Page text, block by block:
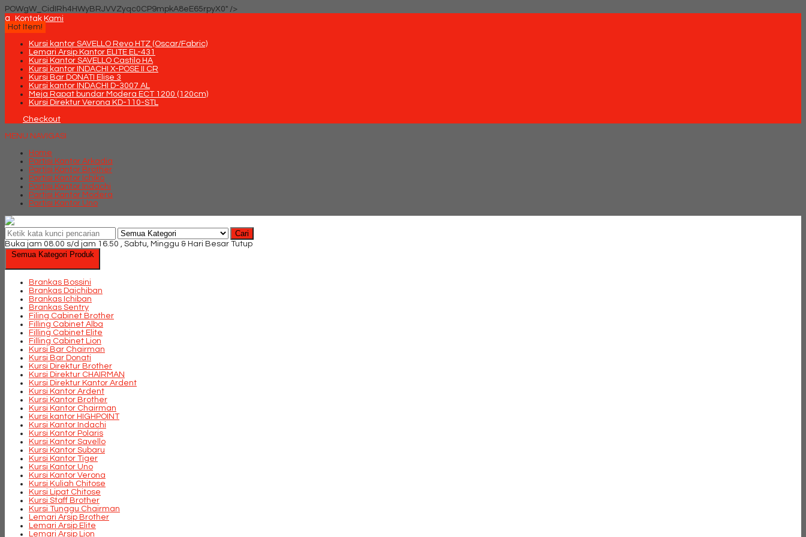
POWgW_CidIRh4HWyBRJVVZyqc0CP9mpkA8eE65rpyX0" />
q
Kontak Kami
Hot Item!
Kursi kantor SAVELLO Revo HTZ (Oscar/Fabric)
Lemari Arsip Kantor ELITE EL-431
Kursi Kantor SAVELLO Castilo HA
Kursi kantor INDACHI X-POSE II CR
Kursi Bar DONATI Elise 3
Kursi kantor INDACHI D-3007 AL
Meja Rapat bundar Modera ECT 1200 (120cm)
Kursi Direktur Verona KD-110-STL
Checkout
MENU NAVIGASI
Home
Partisi Kantor Arkadia
Partisi Kantor Brother
Partisi Kantor Ichiko
Partisi Kantor Indachi
Partisi Kantor Modera
Partisi Kantor Uno
Cari
Buka jam 08.00 s/d jam 16.50 , Sabtu, Minggu & Hari Besar Tutup
Semua Kategori Produk
Brankas Bossini
Brankas Daichiban
Brankas Ichiban
Brankas Sentry
Filing Cabinet Brother
Filling Cabinet Alba
Filling Cabinet Elite
Filling Cabinet Lion
Kursi Bar Chairman
Kursi Bar Donati
Kursi Direktur Brother
Kursi Direktur CHAIRMAN
Kursi Direktur Kantor Ardent
Kursi Kantor Ardent
Kursi Kantor Brother
Kursi Kantor Chairman
Kursi kantor HIGHPOINT
Kursi Kantor Indachi
Kursi Kantor Polaris
Kursi Kantor Savello
Kursi Kantor Subaru
Kursi Kantor Tiger
Kursi Kantor Uno
Kursi Kantor Verona
Kursi Kuliah Chitose
Kursi Lipat Chitose
Kursi Staff Brother
Kursi Tunggu Chairman
Lemari Arsip Brother
Lemari Arsip Elite
Lemari Arsip Lion